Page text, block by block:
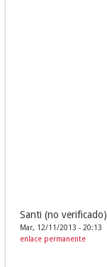
Santi (no verificado)
Mar, 12/11/2013 - 20:13
enlace permanente